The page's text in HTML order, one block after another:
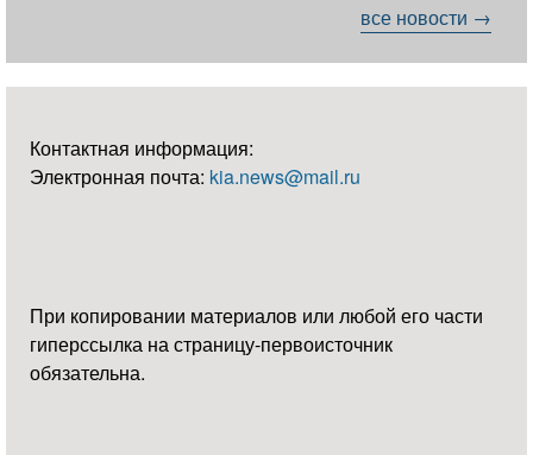
все новости →
Контактная информация:
Электронная почта: kia.news@mail.ru
При копировании материалов или любой его части
гиперссылка на страницу-первоисточник
обязательна.